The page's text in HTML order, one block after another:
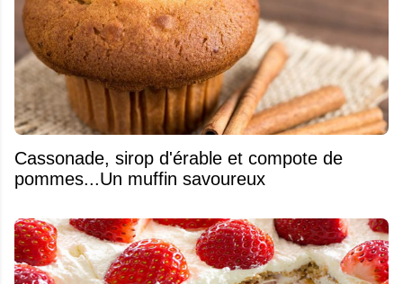
​Cassonade, sirop d'érable et compote de
pommes...Un muffin savoureux